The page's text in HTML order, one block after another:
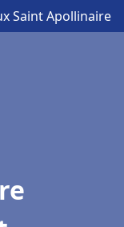
Saint Apollinaire